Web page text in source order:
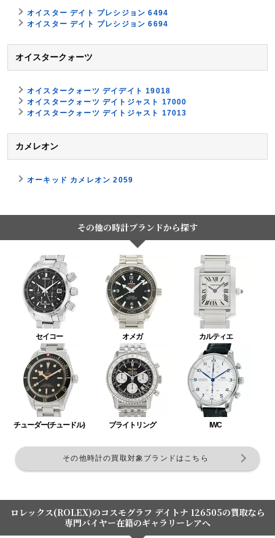
オイスター デイト プレシジョン 6494
オイスター デイト プレシジョン 6694
オイスタークォーツ
オイスタークォーツ デイデイト 19018
オイスタークォーツ デイトジャスト 17000
オイスタークォーツ デイトジャスト 17013
カメレオン
オーキッド カメレオン 2059
その他の時計ブランドから探す
セイコー オメガ カルティエ
チューダー(チュードル) ブライトリング IWC
その他時計の買取対象ブランドはこちら
ロレックス(ROLEX)のコスモグラフ デイトナ 126505の買取なら
専門バイヤー在籍のギャラリーレアへ